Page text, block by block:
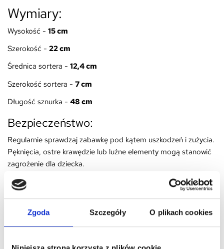
Zgoda Szczegóły O plikach cookies
Wymiary:
Wysokość - 15 cm
Szerokość - 22 cm
Średnica sortera - 12,4 cm
Szerokość sortera - 7 cm
Długość sznurka - 48 cm
Bezpieczeństwo:
Regularnie sprawdzaj zabawkę pod kątem uszkodzeń i zużycia.
Pęknięcia, ostre krawędzie lub luźne elementy mogą stanowić
zagrożenie dla dziecka.
Upewnij się, że zabawka jest odpowiednia dla wieku i
umiejętności Twojego dziecka. Zabawki przeznaczone dla
być niebezpieczne dla młodszych dzieci.